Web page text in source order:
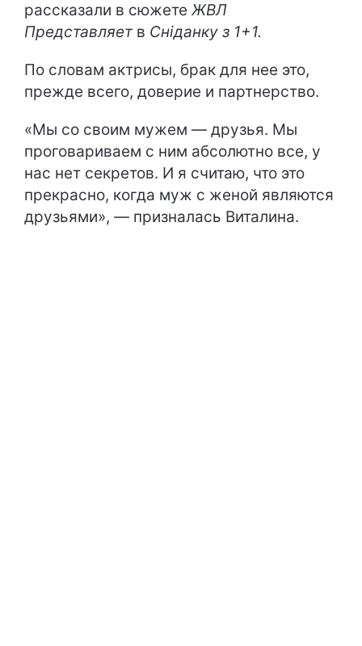
рассказали в сюжете ЖВЛ
Представляет в Сніданку з 1+1.
По словам актрисы, брак для нее это,
прежде всего, доверие и партнерство.
«Мы со своим мужем — друзья. Мы
проговариваем с ним абсолютно все, у
нас нет секретов. И я считаю, что это
прекрасно, когда муж с женой являются
друзьями», — призналась Виталина.